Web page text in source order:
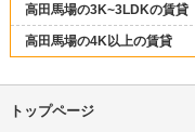
高田馬場の3K~3LDKの賃貸
高田馬場の4K以上の賃貸
トップページ